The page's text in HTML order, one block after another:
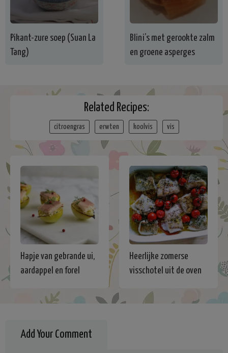
Pikant-zure soep (Suan La
Tang)
Blini’s met gerookte zalm
en groene asperges
Related Recipes:
citroengras erwten koolvis vis
Hapje van gebrande ui,
aardappel en forel
Heerlijke zomerse
visschotel uit de oven
Add Your Comment